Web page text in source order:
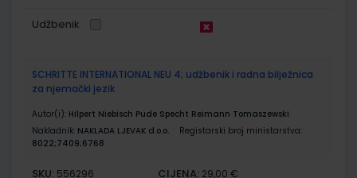
Udžbenik
SCHRITTE INTERNATIONAL NEU 4; udžbenik i radna bilježnica
za njemački jezik
Autor(i): Hilpert Niebisch Pude Specht Reimann Tomaszewski
Nakladnik: NAKLADA LJEVAK d.o.o.
Registarski broj ministarstva:
8022;7409;6768
SKU: 556296 CIJENA: 29,00 €